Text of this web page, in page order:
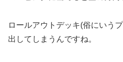
ロールアウトデッキ(俗にいう
出してしまうんですね。